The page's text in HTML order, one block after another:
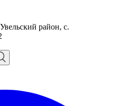
район, с.